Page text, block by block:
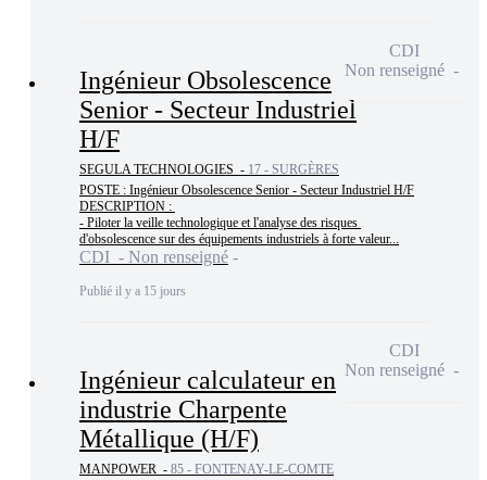
Ingénieur Obsolescence
Senior - Secteur Industriel
H/F
SEGULA TECHNOLOGIES - 17 - SURGÈRES
POSTE : Ingénieur Obsolescence Senior - Secteur Industriel H/F
DESCRIPTION :
- Piloter la veille technologique et l'analyse des risques
d'obsolescence sur des équipements industriels à forte valeur...
CDI - Non renseigné
Publié il y a 15 jours
CDI
Non renseigné
Ingénieur calculateur en
industrie Charpente
Métallique (H/F)
MANPOWER - 85 - FONTENAY-LE-COMTE
CDI
Non renseigné